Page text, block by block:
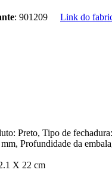
: 901209
Link do
Preto, Tipo de
Profundidade da
X 22 cm